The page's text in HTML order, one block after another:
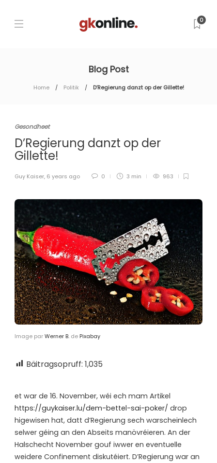
0
Blog Post
Home Politik D’Regierung danzt op der Gillette!
Gesondheet
D’Regierung danzt op der
Gillette!
Guy Kaiser, 6 years ago 0 3 min 963
Image parWerner B. de Pixabay
Bäitragsopruff: 1,035
et war de 16. November, wéi ech mam Artikel
https://guykaiser.lu/dem-bettel-sai-poker/ drop
higewisen hat, datt d’Regierung sech warscheinlech
selwer géing an den Abseits manövréieren. An der
Halschecht November gouf iwwer en eventuelle
weidere Confinement diskutéiert. D’Regierung war an